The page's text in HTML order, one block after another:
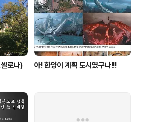
로나) 아! 한양이 계획 도시였구나!!!